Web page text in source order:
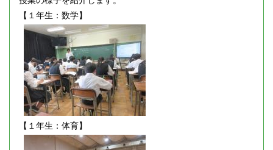
【１年生：数学】
【１年生：体育】